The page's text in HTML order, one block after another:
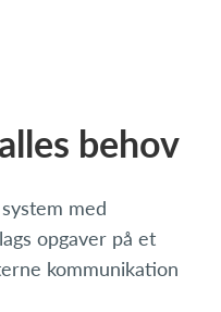
behov
med
opgaver på et
kommunikation